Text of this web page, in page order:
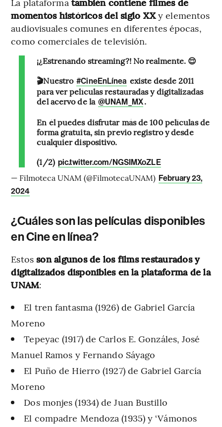
momentos históricos del siglo XXy elementos
audiovisuales comunes en diferentes épocas,
como comerciales de televisión.
¡¿Estrenando streaming?! No realmente. 😌
🎬Nuestro #CineEnLínea existe desde 2011
para ver películas restauradas y digitalizadas
del acervo de la @UNAM_MX.
En él puedes disfrutar más de 100 películas de
forma gratuita, sin previo registro y desde
cualquier dispositivo.
(1/2) pic.twitter.com/NGSIMXoZLE
— Filmoteca UNAM (@FilmotecaUNAM) February 23,
2024
¿Cuáles son las películas disponibles
en Cine en línea?
Estosson algunos de los films restaurados y
digitalizados disponibles en la plataforma de la
UNAM:
El tren fantasma (1926) de Gabriel García
Moreno
Tepeyac (1917) de Carlos E. Gonzáles, José
Manuel Ramos y Fernando Sáyago
El Puño de Hierro (1927) de Gabriel García
Moreno
Dos monjes (1934) de Juan Bustillo
El compadre Mendoza (1935) y ‘Vámonos